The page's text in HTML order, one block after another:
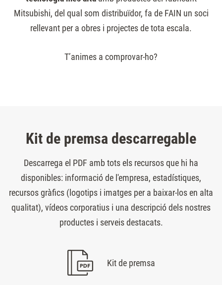
Mitsubishi, del qual som distribuïdor, fa de FAIN un soci
rellevant per a obres i projectes de tota escala.
T’animes a comprovar-ho?
Kit de premsa descarregable
Descarrega el PDF amb tots els recursos que hi ha
disponibles: informació de l'empresa, estadístiques,
recursos gràfics (logotips i imatges per a baixar-los en alta
qualitat), vídeos corporatius i una descripció dels nostres
productes i serveis destacats.
Kit de premsa